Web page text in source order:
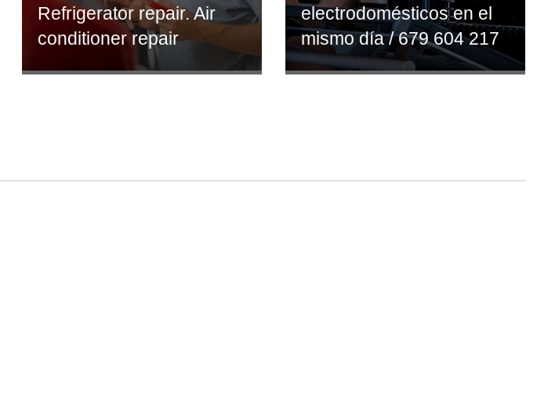
Refrigerator repair. Air
conditioner repair
electrodomésticos en el
mismo día / 679 604 217